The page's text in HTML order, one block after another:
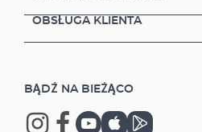
OBSŁUGA KLIENTA
BĄDŹ NA BIEŻĄCO